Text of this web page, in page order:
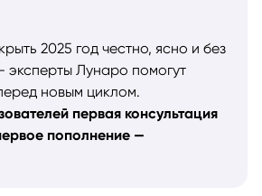
2025 год честно, ясно и без
эксперты Лунаро помогут
новым циклом.
первая консультация
пополнение —